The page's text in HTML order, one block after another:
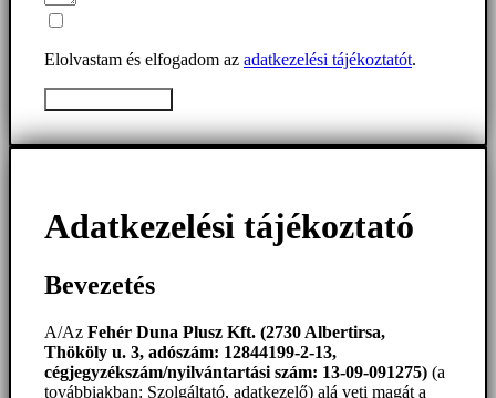
Elolvastam és elfogadom az adatkezelési tájékoztatót.
Adatkezelési tájékoztató
Bevezetés
A/Az Fehér Duna Plusz Kft. (2730 Albertirsa,
Thököly u. 3, adószám: 12844199-2-13,
cégjegyzékszám/nyilvántartási szám: 13-09-091275) (a
továbbiakban: Szolgáltató, adatkezelő) alá veti magát a